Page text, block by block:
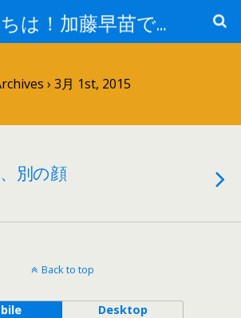
こんにちは！加藤早苗です。
› 3月 1st, 2015
別の顔
Back to top
Desktop